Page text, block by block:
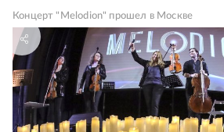
Концерт "Melodion" прошел в Москве